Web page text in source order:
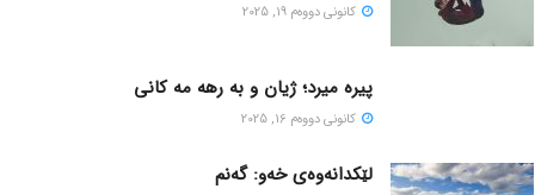
كانونی دووه‌م 19, 2025
پیره میرد؛ ژیان و به رهه مه کانی
كانونی دووه‌م 16, 2025
لێکدانەوەی خەو: گەنم